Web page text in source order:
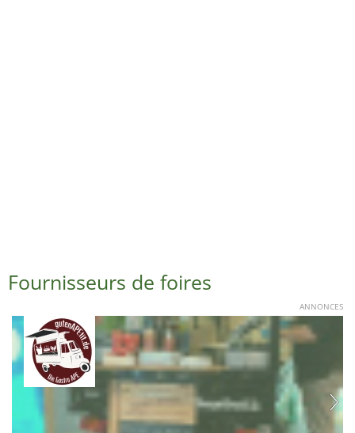
Fournisseurs de foires
ANNONCES